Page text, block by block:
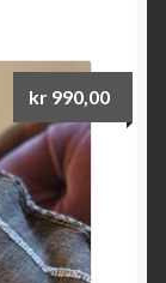
kr 990,00